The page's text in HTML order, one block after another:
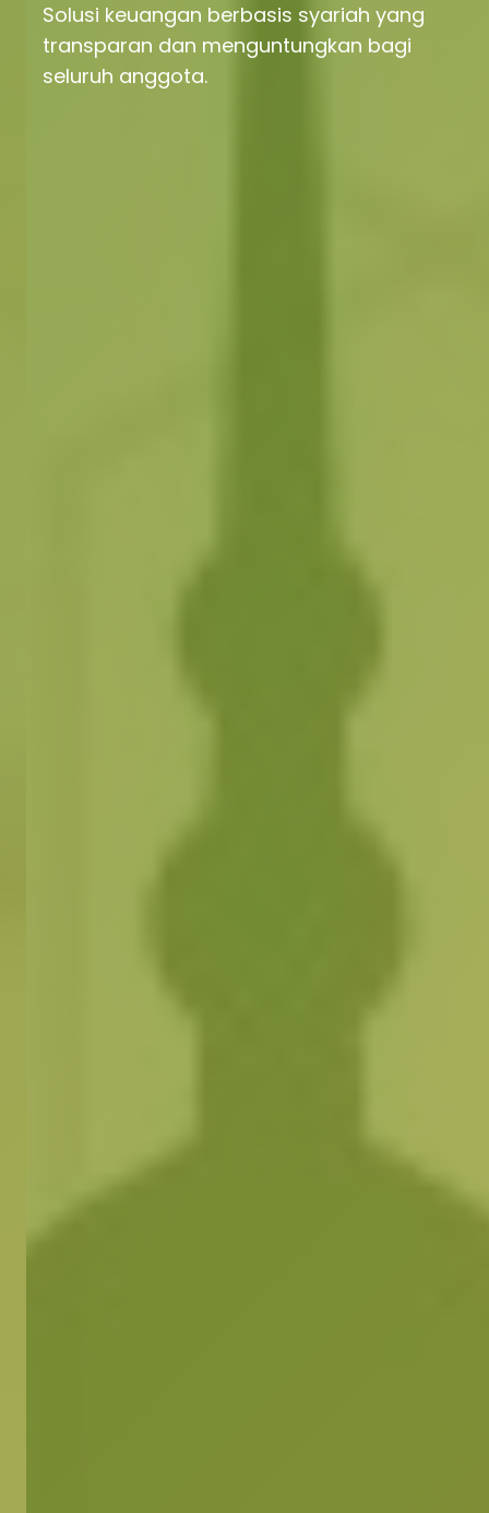
Solusi keuangan berbasis syariah yang
transparan dan menguntungkan bagi
seluruh anggota.